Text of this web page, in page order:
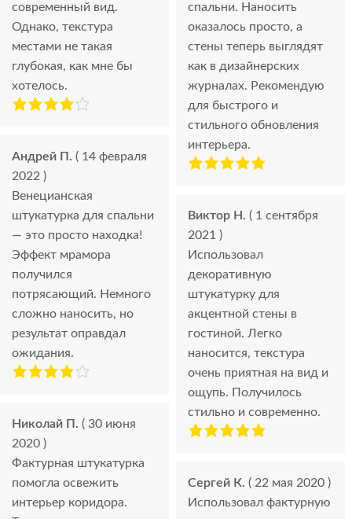
современный вид.
Однако, текстура
местами не такая
глубокая, как мне бы
хотелось.
Андрей П. ( 14 февраля
2022 )
Венецианская
штукатурка для спальни
— это просто находка!
Эффект мрамора
получился
потрясающий. Немного
сложно наносить, но
результат оправдал
ожидания.
Николай П. ( 30 июня
2020 )
Фактурная штукатурка
помогла освежить
интерьер коридора.
спальни. Наносить
оказалось просто, а
стены теперь выглядят
как в дизайнерских
журналах. Рекомендую
для быстрого и
стильного обновления
интерьера.
Виктор Н. ( 1 сентября
2021 )
Использовал
декоративную
штукатурку для
акцентной стены в
гостиной. Легко
наносится, текстура
очень приятная на вид и
ощупь. Получилось
стильно и современно.
Сергей К. ( 22 мая 2020 )
Использовал фактурную